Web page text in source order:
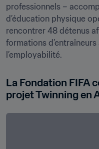
professionnels –
d’éducation physique
rencontrer 48 détenus
formations
l’employabilité.
La Fondation FIFA
projet Twinning en